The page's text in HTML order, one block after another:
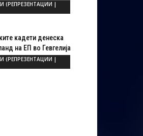
(РЕПРЕЗЕНТАЦИИ |
кадети денеска
на ЕП во Гевгелија
(РЕПРЕЗЕНТАЦИИ |